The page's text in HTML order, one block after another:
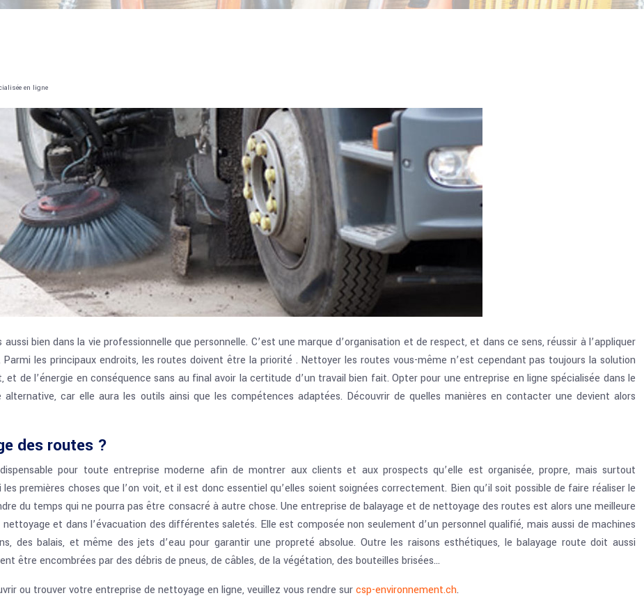
en ligne
bien dans la vie professionnelle que personnelle. C’est une marque d’organisation et de respect, et dans ce sens, réussir à l’appliquer
les principaux endroits, les routes doivent être la priorité . Nettoyer les routes vous-même n’est cependant pas toujours la solution
de l’énergie en conséquence sans au final avoir la certitude d’un travail bien fait. Opter pour une entreprise en ligne spécialisée dans le
car elle aura les outils ainsi que les compétences adaptées. Découvrir de quelles manières en contacter une devient alors
des routes ?
pour toute entreprise moderne afin de montrer aux clients et aux prospects qu’elle est organisée, propre, mais surtout
premières choses que l’on voit, et il est donc essentiel qu’elles soient soignées correctement. Bien qu’il soit possible de faire réaliser le
du temps qui ne pourra pas être consacré à autre chose. Une entreprise de balayage et de nettoyage des routes est alors une meilleure
et dans l’évacuation des différentes saletés. Elle est composée non seulement d’un personnel qualifié, mais aussi de machines
des balais, et même des jets d’eau pour garantir une propreté absolue. Outre les raisons esthétiques, le balayage route doit aussi
être encombrées par des débris de pneus, de câbles, de la végétation, des bouteilles brisées…
ou trouver votre entreprise de nettoyage en ligne, veuillez vous rendre surcsp-environnement.ch.